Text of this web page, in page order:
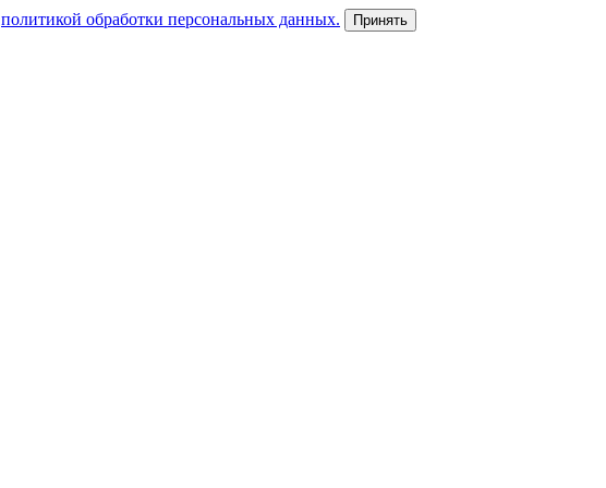
политикой обработки персональных данных. Принять